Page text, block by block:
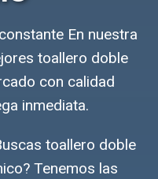
En nuestra
toallero doble
con calidad
inmediata.
toallero doble
Tenemos las